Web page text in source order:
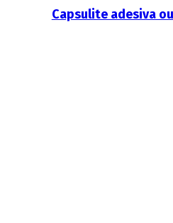
Capsulite adesiva